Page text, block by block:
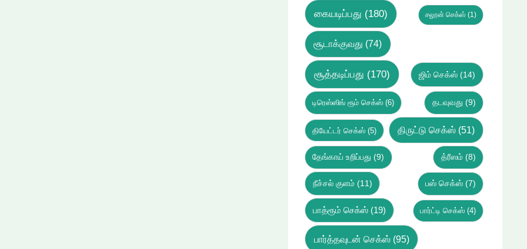
கையடிப்பது (180) சலூன் செக்ஸ் (1)
சூடாக்குவது (74)
சூத்தடிப்பது (170) ஜிம் செக்ஸ் (14)
டிரெஸ்ஸிங் ரூம் செக்ஸ் (6) தடவுவது (9)
தியேட்டர் செக்ஸ்(5) திருட்டு செக்ஸ் (51)
தேங்காய் உறிப்பது (9) த்ரீஸம்(8)
நீச்சல் குளம்(11) பஸ் செக்ஸ்(7)
பாத்ரூம் செக்ஸ் (19) பார்ட்டி செக்ஸ் (4)
பார்த்தவுடன் செக்ஸ்(95)